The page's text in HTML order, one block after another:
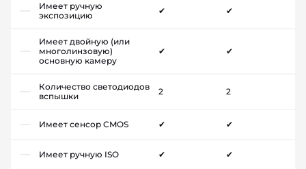
Имеет ручную
экспозицию
✔ ✔
Имеет двойную (или
многолинзовую)
основную камеру
✔ ✔
Количество светодиодов
вспышки
2 2
Имеет сенсор CMOS ✔ ✔
Имеет ручную ISO ✔ ✔